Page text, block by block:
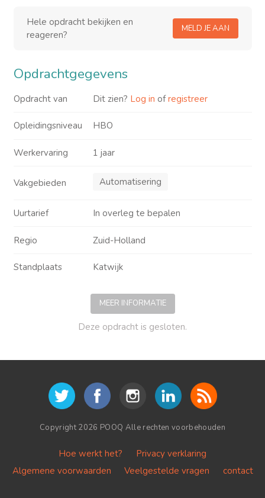
Hele opdracht bekijken en
reageren?
MELD JE AAN
Opdrachtgegevens
Opdracht van Dit zien? Log in ofregistreer
Opleidingsniveau HBO
Werkervaring 1 jaar
Vakgebieden Automatisering
Uurtarief In overleg te bepalen
Regio Zuid-Holland
Standplaats Katwijk
MEER INFORMATIE
Deze opdracht is gesloten.
Copyright 2026 POOQ Alle rechten voorbehouden
Hoe werkt het?
Privacy verklaring
Algemene voorwaarden
Veelgestelde vragen contact